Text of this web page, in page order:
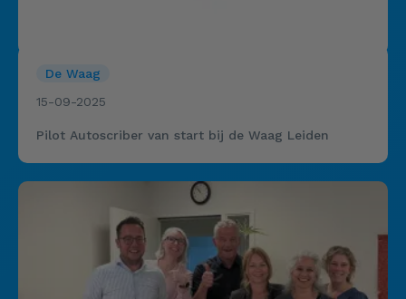
De Waag
15-09-2025
Pilot Autoscriber van start bij de Waag Leiden